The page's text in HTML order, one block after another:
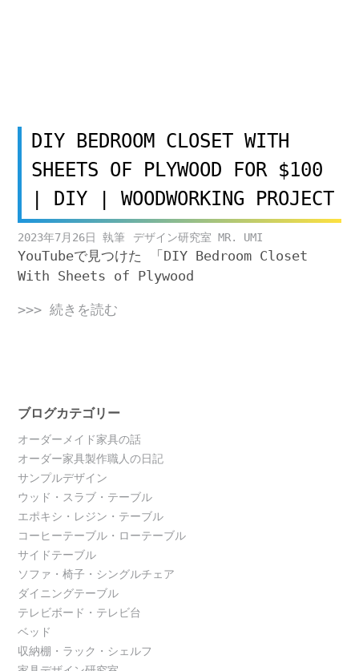
DIY BEDROOM CLOSET WITH
SHEETS OF PLYWOOD FOR $100
| DIY | WOODWORKING PROJECT
2023年7月26日 デザイン研究室 MR. UMI
YouTubeで見つけた 「DIY Bedroom Closet
With Sheets of Plywood
>>> 続きを読む
ブログカテゴリー
オーダーメイド家具の話
オーダー家具製作職人の日記
サンプルデザイン
ウッド・スラブ・テーブル
エポキシ・レジン・テーブル
コーヒーテーブル・ローテーブル
サイドテーブル
ソファ・椅子・シングルチェア
ダイニングテーブル
テレビボード・テレビ台
ベッド
収納棚・ラック・シェルフ